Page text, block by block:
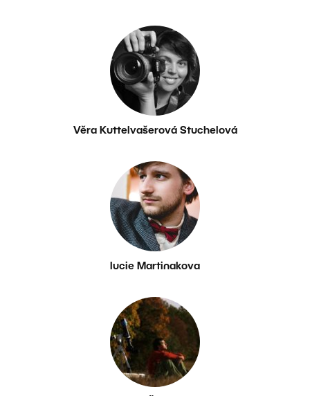
Věra Kuttelvašerová Stuchelová
lucie Martinakova